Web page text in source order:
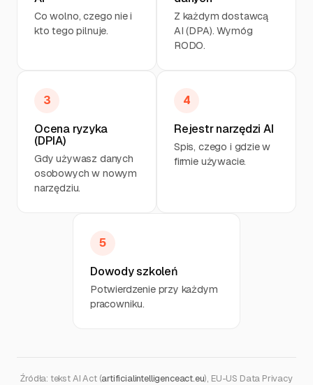
Co wolno, czego nie i
kto tego pilnuje.
Z każdym dostawcą
AI (DPA). Wymóg
RODO.
3
Ocena ryzyka
(DPIA)
Gdy używasz danych
osobowych w nowym
narzędziu.
4
Rejestr narzędzi AI
Spis, czego i gdzie w
firmie używacie.
5
Dowody szkoleń
Potwierdzenie przy każdym
pracowniku.
Źródła: tekst AI Act (artificialintelligenceact.eu), EU-US Data Privacy